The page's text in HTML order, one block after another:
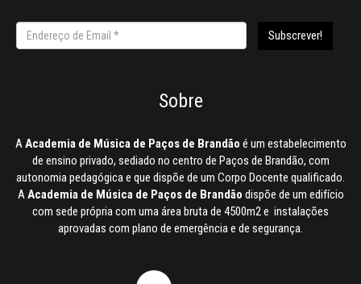
Sobre
AAcademia de Música de Paços de Brandão é um estabelecimento
de ensino privado, sediado no centro de Paços de Brandão, com
autonomia pedagógica e que dispõe de um Corpo Docente qualificado.
AAcademia de Música de Paços de Brandão dispõe de um edifício
com sede própria com uma área bruta de 4500m2 e instalações
aprovadas com plano de emergência e de segurança.